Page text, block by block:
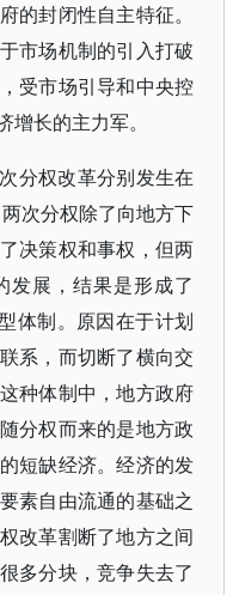
的封闭性自主特征。
市场机制的引入打破
受市场引导和中央控
长的主力军。
分权改革分别发生在
次分权除了向地方下
决策权和事权，但两
发展，结果是形成了
体制。原因在于计划
系，而切断了横向交
种体制中，地方政府
分权而来的是地方政
短缺经济。经济的发
素自由流通的基础之
改革割断了地方之间
多分块，竞争失去了